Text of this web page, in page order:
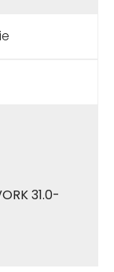
31.0-